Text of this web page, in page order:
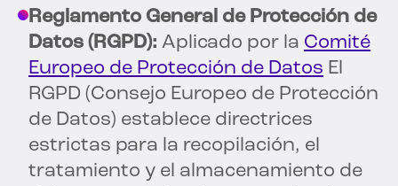
Reglamento General de Protección de
Datos (RGPD): Aplicado por la Comité
Europeo de Protección de Datos El
RGPD (Consejo Europeo de Protección
de Datos) establece directrices
estrictas para la recopilación, el
tratamiento y el almacenamiento de